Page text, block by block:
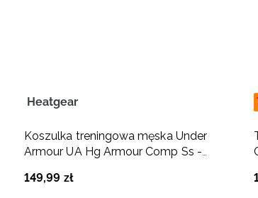
Heatgear
Koszulka treningowa męska Under
Armour UA Hg Armour Comp Ss -
149,99 zł